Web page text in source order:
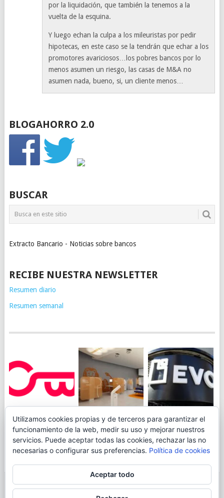
por la liquidación, que también la tenemos a la
vuelta de la esquina.
Y luego echan la culpa a los mileuristas por pedir
hipotecas, en este caso se la tendrán que echar a los
promotores avariciosos…los pobres bancos por lo
menos asumen un riesgo, las casas de M&A no
asumen nada, bueno, si, un cliente menos…
BLOGAHORRO 2.0
BUSCAR
Extracto Bancario - Noticias sobre bancos
RECIBE NUESTRA NEWSLETTER
Resumen diario
Resumen semanal
JUEGA AL
CANICÓDROMO
DIGITAL DE
OPENBANK
ING TOCA SUELO EN
LA RENTABILIDAD
DE SU CUENTA
NARANJA: 0,01% TAE
EVO BANK
PERMITIRÁ
INGRESAR DINERO
DESDE LAS OFICINAS
© 2026BLOGAHORRO.
Utilizamos cookies propias y de terceros para garantizar el
funcionamiento de la web, medir su uso y mejorar nuestros
servicios. Puede aceptar todas las cookies, rechazar las no
necesarias o configurar sus preferencias. Política de cookies
Aceptar todo